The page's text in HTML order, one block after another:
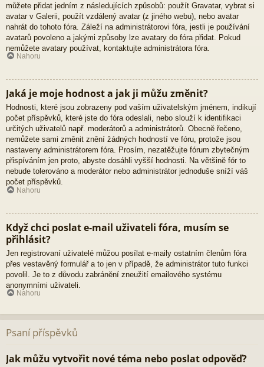
můžete přidat jedním z následujících způsobů: použít Gravatar, vybrat si
avatar v Galerii, použít vzdálený avatar (z jiného webu), nebo avatar
nahrát do tohoto fóra. Záleží na administrátorovi fóra, jestli je používání
avatarů povoleno a jakými způsoby lze avatary do fóra přidat. Pokud
nemůžete avatary používat, kontaktujte administrátora fóra.
Nahoru
Jaká je moje hodnost a jak ji můžu změnit?
Hodnosti, které jsou zobrazeny pod vaším uživatelským jménem, indikují
počet příspěvků, které jste do fóra odeslali, nebo slouží k identifikaci
určitých uživatelů např. moderátorů a administrátorů. Obecně řečeno,
nemůžete sami změnit znění žádných hodností ve fóru, protože jsou
nastaveny administrátorem fóra. Prosím, nezatěžujte fórum zbytečným
přispíváním jen proto, abyste dosáhli vyšší hodnosti. Na většině fór to
nebude tolerováno a moderátor nebo administrátor jednoduše sníží váš
počet příspěvků.
Nahoru
Když chci poslat e-mail uživateli fóra, musím se
přihlásit?
Jen registrovaní uživatelé můžou posílat e-maily ostatním členům fóra
přes vestavěný formulář a to jen v případě, že administrátor tuto funkci
povolil. Je to z důvodu zabránění zneužití emailového systému
anonymními uživateli.
Nahoru
Psaní příspěvků
Jak můžu vytvořit nové téma nebo poslat odpověď?